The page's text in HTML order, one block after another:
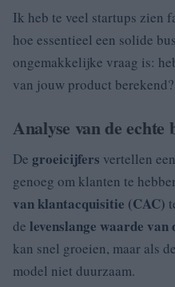
Ik heb te veel startups zien
hoe essentieel een solide
ongemakkelijke vraag is:
van jouw product berekend?
Analyse van de
De groeicijfers vertellen
genoeg om klanten te
van klantacquisitie (CAC)
de levenslange waarde
kan snel groeien, maar als
model niet duurzaam.